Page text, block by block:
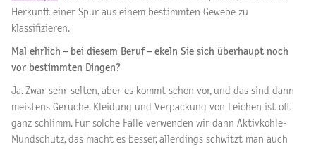
Herkunft einer Spur aus einem bestimmten Gewebe zu
klassifizieren.
Mal ehrlich – bei diesem Beruf – ekeln Sie sich überhaupt noch
vor bestimmten Dingen?
Ja. Zwar sehr selten, aber es kommt schon vor, und das sind dann
meistens Gerüche. Kleidung und Verpackung von Leichen ist oft
ganz schlimm. Für solche Fälle verwenden wir dann Aktivkohle-
Mundschutz, das macht es besser, allerdings schwitzt man auch